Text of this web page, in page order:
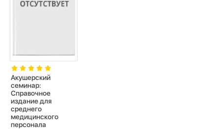
Акушерский
семинар:
Справочное
издание для
среднего
медицинского
персонала